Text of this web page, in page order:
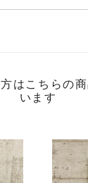
はこちらの
います